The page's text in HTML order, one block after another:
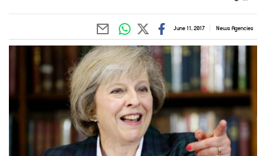
News Agencies
June 11, 2017